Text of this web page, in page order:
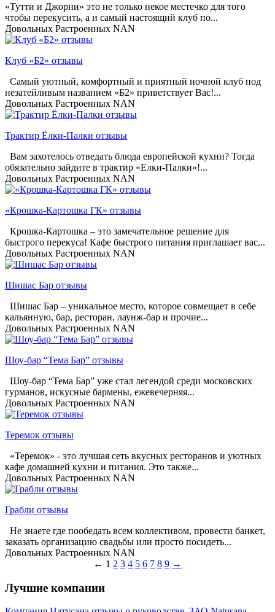
«Тутти и Джорни» это не только некое местечко для того
чтобы перекусить, а и самый настоящий клуб по...
Довольных Растроенных NAN
Клуб «Б2» отзывы
Самый уютный, комфортный и приятный ночной клуб под
незатейливым названием «Б2» приветствует Вас!...
Довольных Растроенных NAN
Трактир Ёлки-Палки отзывы
Вам захотелось отведать блюда европейской кухни? Тогда
обязательно зайдите в трактир «Елки-Палки»!...
Довольных Растроенных NAN
«Крошка-Картошка ГК» отзывы
Крошка-Картошка – это замечательное решение для
быстрого перекуса! Кафе быстрого питания приглашает вас...
Довольных Растроенных NAN
Шишас Бар отзывы
Шишас Бар – уникальное место, которое совмещает в себе
кальянную, бар, ресторан, лаунж-бар и прочие...
Довольных Растроенных NAN
Шоу-бар “Тема Бар” отзывы
Шоу-бар “Тема Бар” уже стал легендой среди московских
гурманов, искусные бармены, ежевечерняя...
Довольных Растроенных NAN
Теремок отзывы
«Теремок» - это лучшая сеть вкусных ресторанов и уютных
кафе домашней кухни и питания. Это также...
Довольных Растроенных NAN
Грабли отзывы
Не знаете где пообедать всем коллективом, провести банкет,
заказать организацию свадьбы или просто посидеть...
Довольных Растроенных NAN
← 1 2 3 4 5 6 7 8 9 →
Лучшие компании